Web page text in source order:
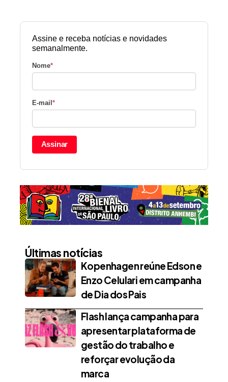
Assine e receba notícias e novidades
semanalmente.
Nome*
E-mail *
Assinar
Últimas notícias
Kopenhagen reúne Edson e
Enzo Celulari em campanha
de Dia dos Pais
Flash lança campanha para
apresentar plataforma de
gestão do trabalho e
reforçar evolução da
marca